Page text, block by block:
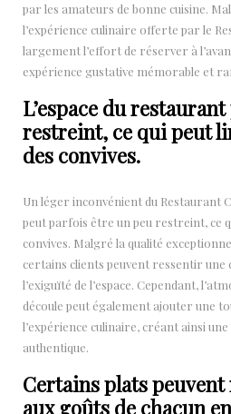
par les amateurs de bonne cuisine.
l’expérience culinaire offerte par le
largement l’effort de réserver à
expérience gustative mémorable et
L’espace du
restreint, ce qui peut
des convives.
Un léger inconvénient du Restaurant
peut parfois être un peu restreint, ce
convives. Malgré la qualité
certains clients peuvent ressentir une
l’exiguïté de l’espace. Cependant,
découle peut également ajouter une
l’expérience culinaire, créant ainsi
authentique.
Certains plats
aux goûts de chacun